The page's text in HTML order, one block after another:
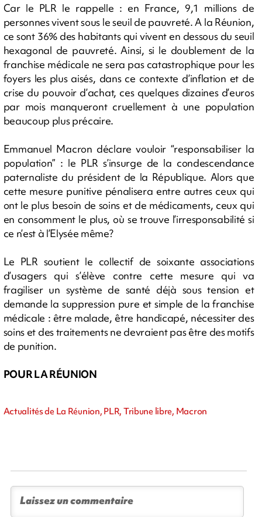
Car le PLR le rappelle : en France, 9,1 millions de
personnes vivent sous le seuil de pauvreté. A la Réunion,
ce sont 36% des habitants qui vivent en dessous du seuil
hexagonal de pauvreté. Ainsi, si le doublement de la
franchise médicale ne sera pas catastrophique pour les
foyers les plus aisés, dans ce contexte d’inflation et de
crise du pouvoir d’achat, ces quelques dizaines d’euros
par mois manqueront cruellement à une population
beaucoup plus précaire.
Emmanuel Macron déclare vouloir “responsabiliser la
population” : le PLR s’insurge de la condescendance
paternaliste du président de la République. Alors que
cette mesure punitive pénalisera entre autres ceux qui
ont le plus besoin de soins et de médicaments, ceux qui
en consomment le plus, où se trouve l’irresponsabilité si
ce n’est à l’Elysée même?
Le PLR soutient le collectif de soixante associations
d’usagers qui s’élève contre cette mesure qui va
fragiliser un système de santé déjà sous tension et
demande la suppression pure et simple de la franchise
médicale : être malade, être handicapé, nécessiter des
soins et des traitements ne devraient pas être des motifs
de punition.
POUR LA RÉUNION
Actualités de La Réunion, PLR, Tribune libre, Macron